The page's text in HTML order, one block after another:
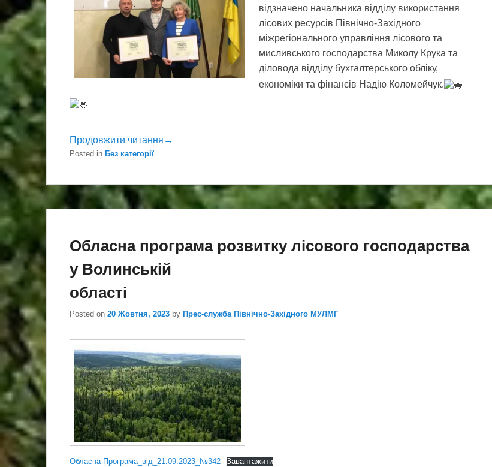
відзначено начальника відділу використання
лісових ресурсів Північно-Західного
міжрегіонального управління лісового та
мисливського господарства Миколу Крука та
діловода відділу бухгалтерського обліку,
економіки та фінансів Надію Коломейчук.
Продовжити читання→
Posted in Без категорії
Обласна програма розвитку лісового господарства
у Волинській
області
Posted on 20 Жовтня, 2023 by Прес-служба Північно-Західного МУЛМГ
Обласна-Програма_від_21.09.2023_№342
Завантажити